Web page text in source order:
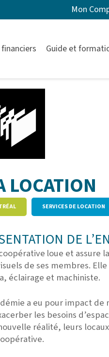
Mon
Guide et
LOCATION
SERVICES DE LOCATION
DE
loue et assure
de ses membres.
éclairage et machiniste.
a eu pour impact
les besoins
réalité, leurs